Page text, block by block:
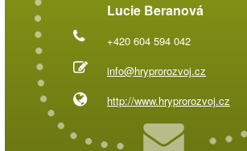
Lucie Beranová
+420 604 594 042
info@hryprorozvoj.cz
http://www.hryprorozvoj.cz